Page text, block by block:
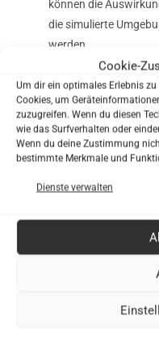
Cookie-
Um dir ein optimales Erlebnis
Cookies, um
zuzugreifen. Wenn du diesen
wie das Surfverhalten oder
Wenn du deine Zustimmung
bestimmte Merkmale und
Dienste verwalten
können die
die simulierte
werden.
Die Interaktion findet
Objekt innerhalb
Darstellung statt oder
Umgebung und ein
eingebunden werden.
Es bietet sich
Inhalte, wie Modelle,
wiederverwendet
eine konsistente